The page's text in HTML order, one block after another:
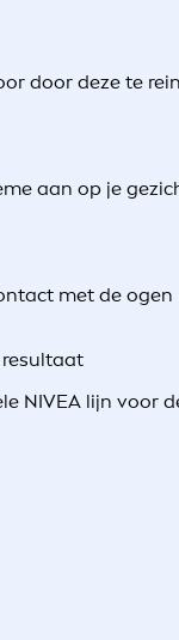
door deze te
aan op je
met de ogen
NIVEA lijn voor